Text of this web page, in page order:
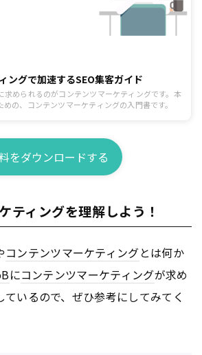
ングで加速するSEO集客ガイド
求められるのがコンテンツマーケティングです。本
の、コンテンツマーケティングの入門書です。
をダウンロードする
ティングを理解しよう！
コンテンツマーケティングとは何か
にコンテンツマーケティングが求め
いるので、ぜひ参考にしてみてく